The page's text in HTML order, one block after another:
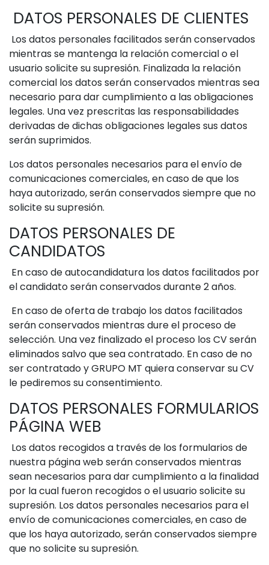
DATOS PERSONALES DE CLIENTES
Los datos personales facilitados serán conservados
mientras se mantenga la relación comercial o el
usuario solicite su supresión. Finalizada la relación
comercial los datos serán conservados mientras sea
necesario para dar cumplimiento a las obligaciones
legales. Una vez prescritas las responsabilidades
derivadas de dichas obligaciones legales sus datos
serán suprimidos.
Los datos personales necesarios para el envío de
comunicaciones comerciales, en caso de que los
haya autorizado, serán conservados siempre que no
solicite su supresión.
DATOS PERSONALES DE
CANDIDATOS
En caso de autocandidatura los datos facilitados por
el candidato serán conservados durante 2 años.
En caso de oferta de trabajo los datos facilitados
serán conservados mientras dure el proceso de
selección. Una vez finalizado el proceso los CV serán
eliminados salvo que sea contratado. En caso de no
ser contratado y GRUPO MT quiera conservar su CV
le pediremos su consentimiento.
DATOS PERSONALES FORMULARIOS
PÁGINA WEB
Los datos recogidos a través de los formularios de
nuestra página web serán conservados mientras
sean necesarios para dar cumplimiento a la finalidad
por la cual fueron recogidos o el usuario solicite su
supresión. Los datos personales necesarios para el
envío de comunicaciones comerciales, en caso de
que los haya autorizado, serán conservados siempre
que no solicite su supresión.